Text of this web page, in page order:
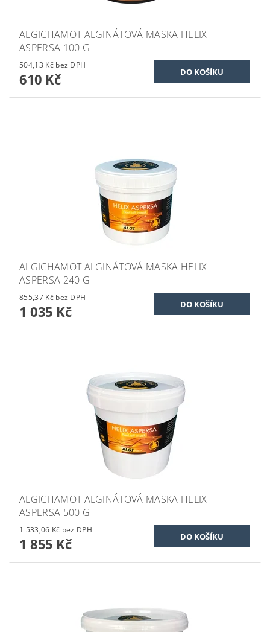
ALGICHAMOT ALGINÁTOVÁ MASKA HELIX
ASPERSA 100 G
504,13 Kč bez DPH
610 Kč
ALGICHAMOT ALGINÁTOVÁ MASKA HELIX
ASPERSA 240 G
855,37 Kč bez DPH
1 035 Kč
ALGICHAMOT ALGINÁTOVÁ MASKA HELIX
ASPERSA 500 G
1 533,06 Kč bez DPH
1 855 Kč